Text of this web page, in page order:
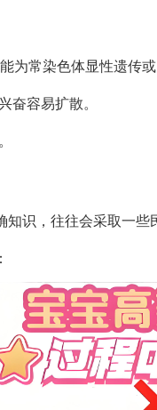
为常染色体显性遗传或
奋容易扩散。
识，往往会采取一